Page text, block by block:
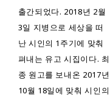
출간되었다. 2018년 2월
3일 지병으로 세상을 떠
난 시인의 1주기에 맞춰
펴내는 유고 시집이다. 최
종 원고를 보내온 2017년
10월 18일에 맞춰 시인의